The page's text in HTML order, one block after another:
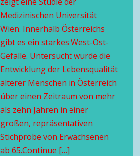
Medizinischen Universität
Wien. Innerhalb Österreichs
gibt es ein starkes West-Ost-
Gefälle. Untersucht wurde die
Entwicklung der Lebensqualität
älterer Menschen in Österreich
über einen Zeitraum von mehr
als zehn Jahren in einer
großen, repräsentativen
Stichprobe von Erwachsenen
ab 65.Continue […]